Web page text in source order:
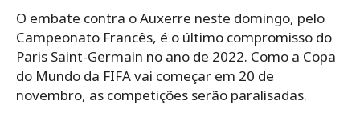
O embate contra o Auxerre neste domingo, pelo
Campeonato Francês, é o último compromisso do
Paris Saint-Germain no ano de 2022. Como a Copa
do Mundo da FIFA vai começar em 20 de
novembro, as competições serão paralisadas.